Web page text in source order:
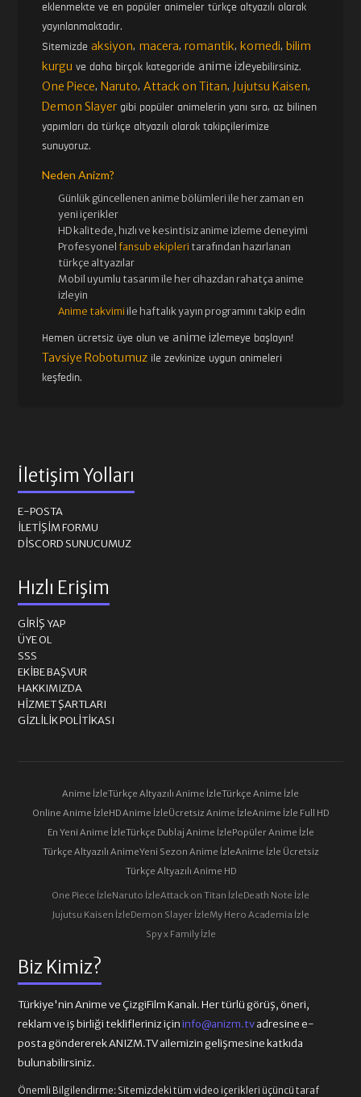
eklenmekte ve en popüler animeler türkçe altyazılı olarak
yayınlanmaktadır.
Sitemizdeaksiyon, macera,romantik, komedi, bilim
kurgu ve daha birçok kategoride anime izleyebilirsiniz.
One Piece, Naruto,Attack on Titan, Jujutsu Kaisen,
Demon Slayer gibi popüler animelerin yanı sıra, az bilinen
yapımları da türkçe altyazılı olarak takipçilerimize
sunuyoruz.
Neden Anizm?
Günlük güncellenen anime bölümleri ile her zaman en
yeni içerikler
HD kalitede, hızlı ve kesintisiz anime izleme deneyimi
Profesyonelfansub ekipleri tarafından hazırlanan
türkçe altyazılar
Mobil uyumlu tasarım ile her cihazdan rahatça anime
izleyin
Anime takvimi ile haftalık yayın programını takip edin
Hemen ücretsiz üye olun ve anime izlemeye başlayın!
Tavsiye Robotumuz ile zevkinize uygun animeleri
keşfedin.
Biz Kimiz?
Türkiye'nin Anime ve ÇizgiFilm Kanalı. Her türlü görüş, öneri,
reklam ve iş birliği teklifleriniz içininfo@anizm.tvadresine e-
posta göndererek ANIZM.TV ailemizin gelişmesine katkıda
bulunabilirsiniz.
Önemli Bilgilendirme: Sitemizdeki tüm video içerikleri üçüncü taraf
İletişim Yolları
E-POSTA
İLETIŞIM FORMU
DISCORD SUNUCUMUZ
Hızlı Erişim
GIRIŞ YAP
ÜYE OL
SSS
EKIBE BAŞVUR
HAKKIMIZDA
HIZMET ŞARTLARI
GIZLILIK POLITIKASI
Anime İzleTürkçe Altyazılı Anime İzleTürkçe Anime İzle
Online Anime İzleHD Anime İzleÜcretsiz Anime İzleAnime İzle Full HD
En Yeni Anime İzleTürkçe Dublaj Anime İzlePopüler Anime İzle
Türkçe Altyazılı AnimeYeni Sezon Anime İzleAnime İzle Ücretsiz
Türkçe Altyazılı Anime HD
One Piece İzleNaruto İzleAttack on Titan İzleDeath Note İzle
Jujutsu Kaisen İzleDemon Slayer İzleMy Hero Academia İzle
Spy x Family İzle